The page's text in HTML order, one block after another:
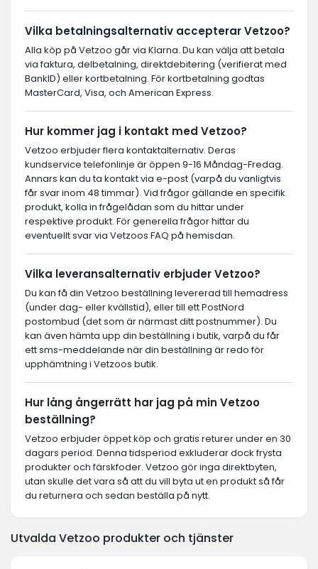
Vilka betalningsalternativ accepterar Vetzoo?
Alla köp på Vetzoo går via Klarna. Du kan välja att betala
via faktura, delbetalning, direktdebitering (verifierat med
BankID) eller kortbetalning. För kortbetalning godtas
MasterCard, Visa, och American Express.
Hur kommer jag i kontakt med Vetzoo?
Vetzoo erbjuder flera kontaktalternativ. Deras
kundservice telefonlinje är öppen 9-16 Måndag-Fredag.
Annars kan du ta kontakt via e-post (varpå du vanligtvis
får svar inom 48 timmar). Vid frågor gällande en specifik
produkt, kolla in frågelådan som du hittar under
respektive produkt. För generella frågor hittar du
eventuellt svar via Vetzoos FAQ på hemisdan.
Vilka leveransalternativ erbjuder Vetzoo?
Du kan få din Vetzoo beställning levererad till hemadress
(under dag- eller kvällstid), eller till ett PostNord
postombud (det som är närmast ditt postnummer). Du
kan även hämta upp din beställning i butik, varpå du får
ett sms-meddelande när din beställning är redo för
upphämtning i Vetzoos butik.
Hur lång ångerrätt har jag på min Vetzoo
beställning?
Vetzoo erbjuder öppet köp och gratis returer under en 30
dagars period. Denna tidsperiod exkluderar dock frysta
produkter och färskfoder. Vetzoo gör inga direktbyten,
utan skulle det vara så att du vill byta ut en produkt så får
du returnera och sedan beställa på nytt.
Utvalda Vetzoo produkter och tjänster